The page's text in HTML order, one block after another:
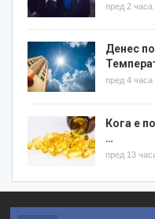
пред 2 часа
Денес
пред 4 часа
Кога е
…
пред 13